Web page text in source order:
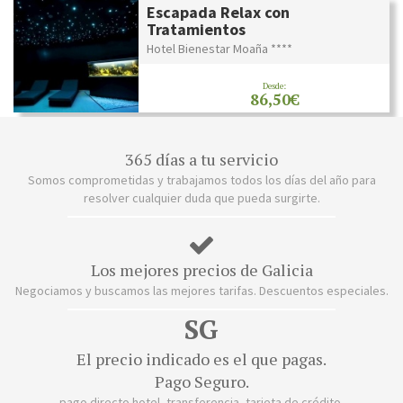
Escapada Relax con
Tratamientos
Hotel Bienestar Moaña ****
Desde:
86,50€
365 días a tu servicio
Somos comprometidas y trabajamos todos los días del año para
resolver cualquier duda que pueda surgirte.
Los mejores precios de Galicia
Negociamos y buscamos las mejores tarifas. Descuentos especiales.
SG
El precio indicado es el que pagas.
Pago Seguro.